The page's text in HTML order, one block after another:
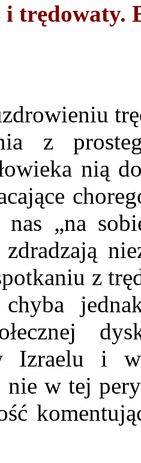
i trędowaty.
z
nią
„na
z
Izraelu i
w tej